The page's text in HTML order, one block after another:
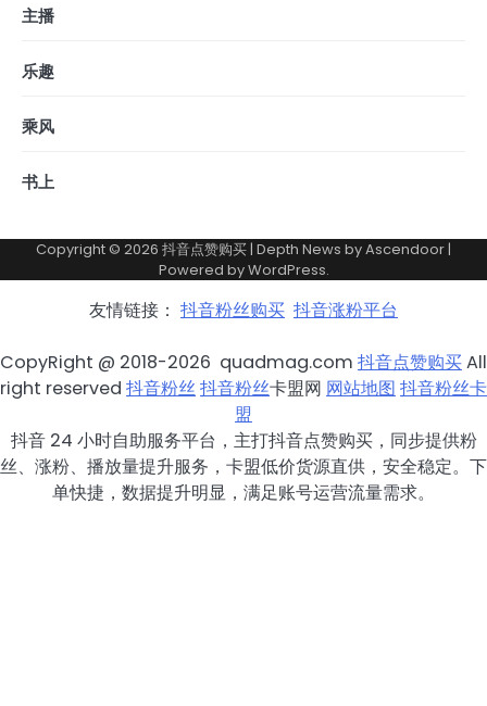
主播
乐趣
乘风
书上
Copyright © 2026 抖音点赞购买| Depth News byAscendoor|
Powered byWordPress.
友情链接： 抖音粉丝购买 抖音涨粉平台
CopyRight @ 2018-2026 quadmag.com 抖音点赞购买All
right reserved 抖音粉丝抖音粉丝卡盟网 网站地图 抖音粉丝卡
盟
抖音 24 小时自助服务平台，主打抖音点赞购买，同步提供粉
丝、涨粉、播放量提升服务，卡盟低价货源直供，安全稳定。下
单快捷，数据提升明显，满足账号运营流量需求。